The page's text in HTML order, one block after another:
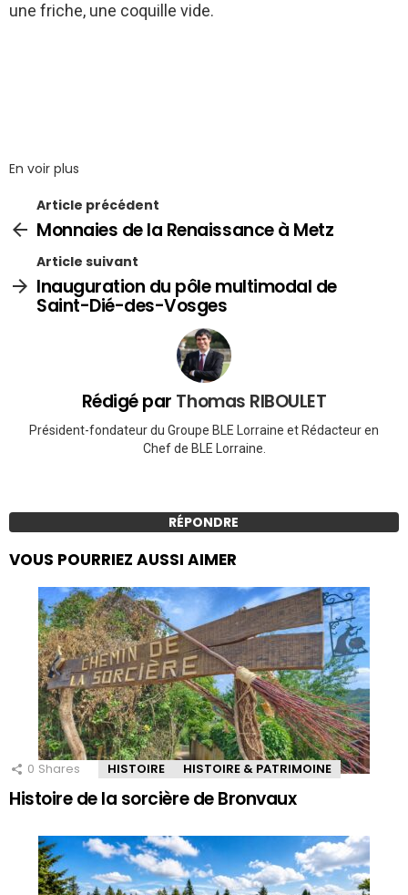
une friche, une coquille vide.
En voir plus
Article précédent
Monnaies de la Renaissance à Metz
Article suivant
Inauguration du pôle multimodal de
Saint-Dié-des-Vosges
Rédigé par Thomas RIBOULET
Président-fondateur du Groupe BLE Lorraine et Rédacteur en
Chef de BLE Lorraine.
RÉPONDRE
VOUS POURRIEZ AUSSI AIMER
0 Shares HISTOIRE HISTOIRE & PATRIMOINE
Histoire de la sorcière de Bronvaux